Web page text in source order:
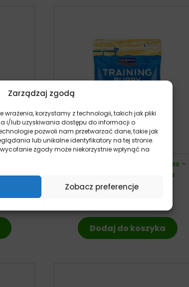
Zarządzaj zgodą
wrażenia, korzystamy z technologii, takich jak pliki
i/lub uzyskiwania dostępu do informacji o
pozwoli nam przetwarzać dane, takie jak
lub unikalne identyfikatory na tej stronie.
zgody może niekorzystnie wpłynąć na
Zobacz preferencje
80g
Fish4Dogs Puppy Salmon Bites –
przysmaki treningowe dla
szczeniaka 80g
Dodaj do koszyka